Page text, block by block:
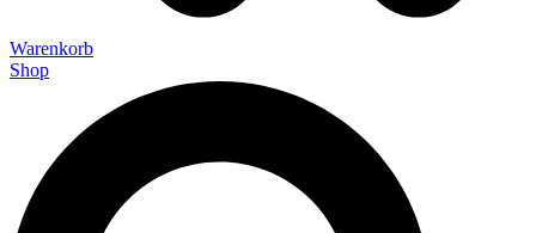
Warenkorb
Shop